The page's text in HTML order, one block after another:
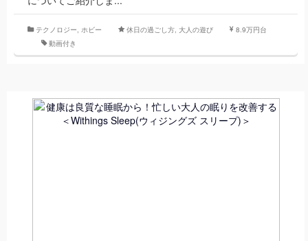
テクノロジー, ホビー 休日の過ごし方, 大人の遊び
8.9万円台
動画付き